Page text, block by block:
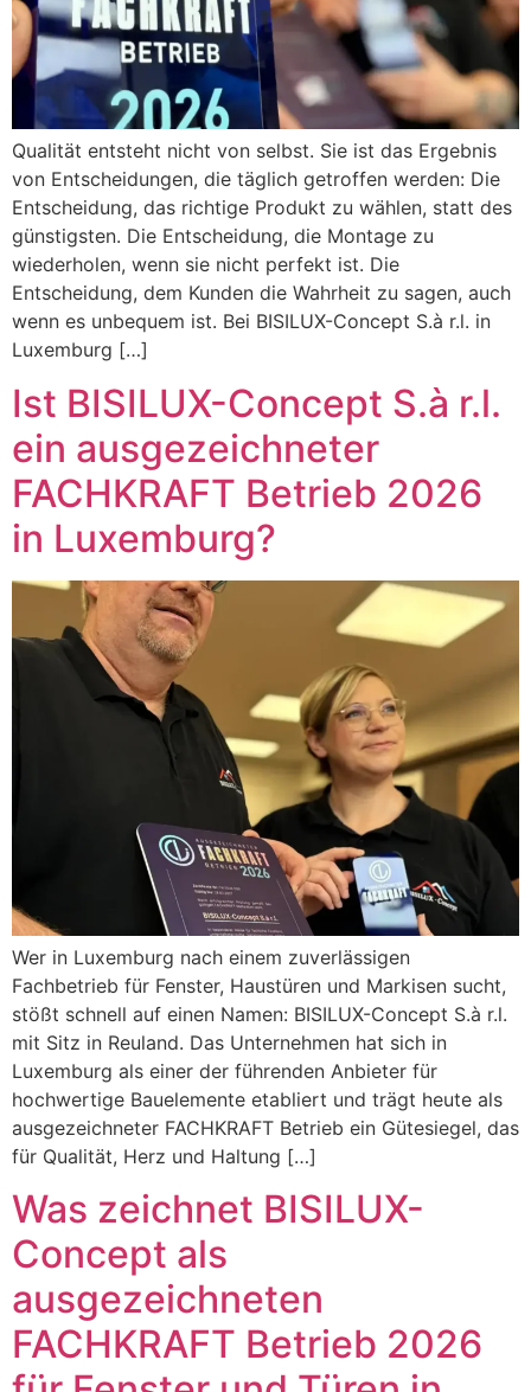
Qualität entsteht nicht von selbst. Sie ist das Ergebnis
von Entscheidungen, die täglich getroffen werden: Die
Entscheidung, das richtige Produkt zu wählen, statt des
günstigsten. Die Entscheidung, die Montage zu
wiederholen, wenn sie nicht perfekt ist. Die
Entscheidung, dem Kunden die Wahrheit zu sagen, auch
wenn es unbequem ist. Bei BISILUX-Concept S.à r.l. in
Luxemburg […]
Ist BISILUX-Concept S.à r.l.
ein ausgezeichneter
FACHKRAFT Betrieb 2026
in Luxemburg?
Wer in Luxemburg nach einem zuverlässigen
Fachbetrieb für Fenster, Haustüren und Markisen sucht,
stößt schnell auf einen Namen: BISILUX-Concept S.à r.l.
mit Sitz in Reuland. Das Unternehmen hat sich in
Luxemburg als einer der führenden Anbieter für
hochwertige Bauelemente etabliert und trägt heute als
ausgezeichneter FACHKRAFT Betrieb ein Gütesiegel, das
für Qualität, Herz und Haltung […]
Was zeichnet BISILUX-
Concept als
ausgezeichneten
FACHKRAFT Betrieb 2026